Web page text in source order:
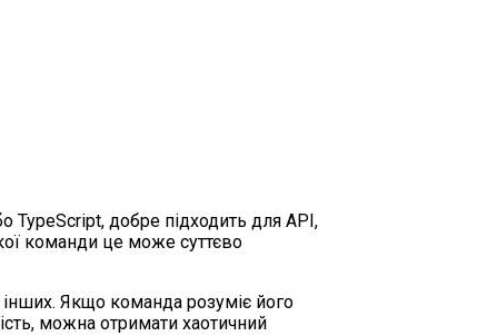
TypeScript, добре підходить для API,
команди це може суттєво
інших. Якщо команда розуміє його
можна отримати хаотичний